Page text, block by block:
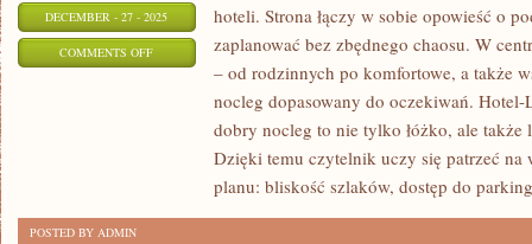
DECEMBER - 27 - 2025
COMMENTS OFFON
INSTAGRAMOWE
hoteli. Strona łączy w sobie opowieść o
zaplanować bez zbędnego chaosu. W
– od rodzinnych po komfortowe, a także
nocleg dopasowany do oczekiwań.
dobry nocleg to nie tylko łóżko, ale także
Dzięki temu czytelnik uczy się patrzeć na
planu: bliskość szlaków, dostęp do
POSTED BY ADMIN